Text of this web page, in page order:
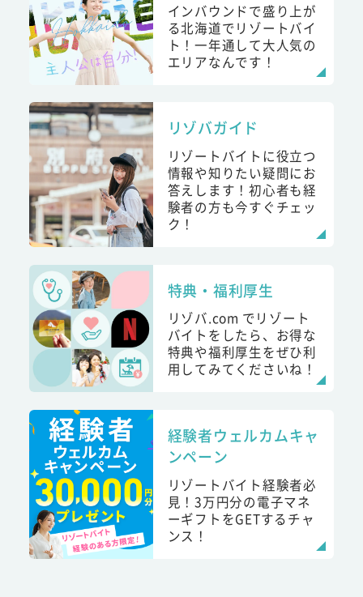
インバウンドで盛り上が
る北海道でリゾートバイ
ト！一年通して大人気の
エリアなんです！
リゾバガイド
リゾートバイトに役立つ
情報や知りたい疑問にお
答えします！初心者も経
験者の方も今すぐチェッ
ク！
特典・福利厚生
リゾバ.com でリゾート
バイトをしたら、お得な
特典や福利厚生をぜひ利
用してみてくださいね！
経験者ウェルカムキャ
ンペーン
リゾートバイト経験者必
見！3万円分の電子マネ
ーギフトをGETするチャ
ンス！